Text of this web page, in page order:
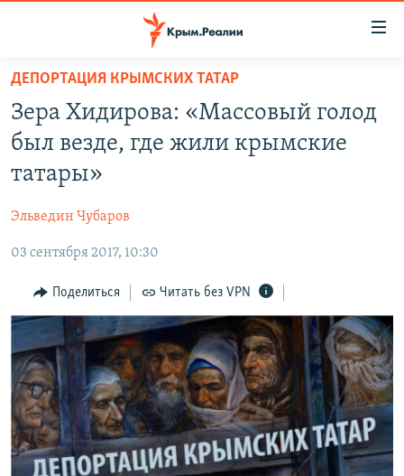
Вернуться
основному
содержанию
главной
Вернутся
поиску
СПЕЦПРОЕКТЫ
11 ЛЕТ ОККУПАЦИИ КРЫМА. 11 ИСТОРИЙ СОПРОТИВЛЕНИЯ
ЕЩЕ
ИНТЕРАКТИВ
ИНФОГРАФИКА
ТЕЛЕПРОЕКТ КРЫМ.РЕАЛИИ
СОВЕТЫ ПРАВОЗАЩИТНИКОВ
ПРОПАВШИЕ БЕЗ ВЕСТИ
ПОБЕДИТЕЛЕЙ НЕ СУДЯТ?
КРЫМ.НЕПОКОРЕННЫЙ
РАДІО СВОБОДА
КАК ОБОЙТИ БЛОКИРОВКУ
Українською
Qırımtatar
ПРИСОЕДИНЯЙТЕСЬ!
ДЕПОРТАЦИЯ КРЫМСКИХ ТАТАР
Зера Хидирова: «Массовый голод
был везде, где жили крымские
татары»
Эльведин Чубаров
03 сентября 2017, 10:30
Поделиться Читать без VPN